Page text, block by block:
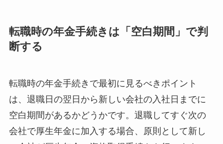
転職時の年金手続きは「空白期間」で判
断する
転職時の年金手続きで最初に見るべきポイント
は、退職日の翌日から新しい会社の入社日までに
空白期間があるかどうかです。退職してすぐ次の
会社で厚生年金に加入する場合、原則として新し